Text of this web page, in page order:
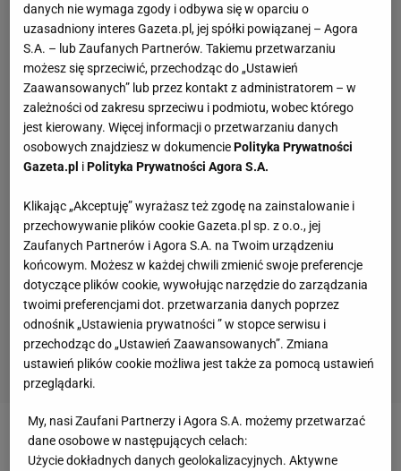
Zobacz wideoRobert Lewandowski czy Kylian
danych nie wymaga zgody i odbywa się w oparciu o
uzasadniony interes Gazeta.pl, jej spółki powiązanej – Agora
S.A. – lub Zaufanych Partnerów. Takiemu przetwarzaniu
możesz się sprzeciwić, przechodząc do „Ustawień
Zaawansowanych” lub przez kontakt z administratorem – w
zależności od zakresu sprzeciwu i podmiotu, wobec którego
jest kierowany. Więcej informacji o przetwarzaniu danych
osobowych znajdziesz w dokumenciePolityka Prywatności
Gazeta.pl iPolityka Prywatności Agora S.A.
Klikając „Akceptuję” wyrażasz też zgodę na zainstalowanie i
przechowywanie plików cookie Gazeta.pl sp. z o.o., jej
Zaufanych Partnerów i Agora S.A. na Twoim urządzeniu
końcowym. Możesz w każdej chwili zmienić swoje preferencje
dotyczące plików cookie, wywołując narzędzie do zarządzania
twoimi preferencjami dot. przetwarzania danych poprzez
odnośnik „Ustawienia prywatności ” w stopce serwisu i
przechodząc do „Ustawień Zaawansowanych”. Zmiana
ustawień plików cookie możliwa jest także za pomocą ustawień
przeglądarki.
My, nasi Zaufani Partnerzy i Agora S.A. możemy przetwarzać
dane osobowe w następujących celach:
Użycie dokładnych danych geolokalizacyjnych. Aktywne